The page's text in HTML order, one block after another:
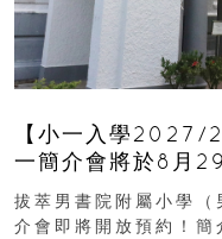
【小一入學2027/
一簡介會將於8月
｜更設有網上重溫
拔萃男書院附屬小學
介會即將開放預約！